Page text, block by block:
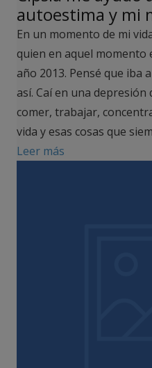
autoestima y mi
En un momento de mi
quien en aquel momento
año 2013. Pensé que iba
así. Caí en una
comer, trabajar,
vida y esas cosas que
Leer más